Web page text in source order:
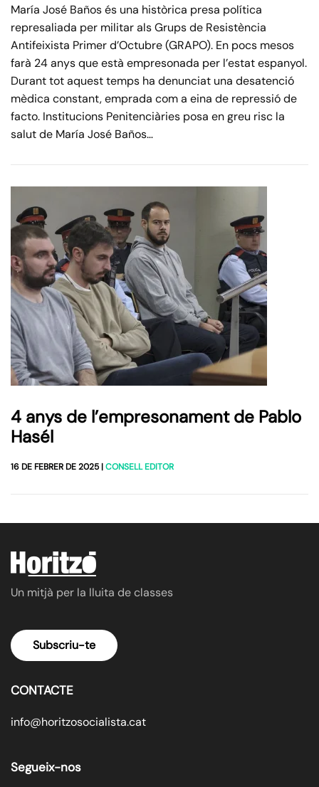
María José Baños és una històrica presa política
represaliada per militar als Grups de Resistència
Antifeixista Primer d’Octubre (GRAPO). En pocs mesos
farà 24 anys que està empresonada per l’estat espanyol.
Durant tot aquest temps ha denunciat una desatenció
mèdica constant, emprada com a eina de repressió de
facto. Institucions Penitenciàries posa en greu risc la
salut de María José Baños…
4 anys de l’empresonament de Pablo
Hasél
16 DE FEBRER DE 2025 |CONSELL EDITOR
Un mitjà per la lluita de classes
Subscriu-te
CONTACTE
info@horitzosocialista.cat
Segueix-nos